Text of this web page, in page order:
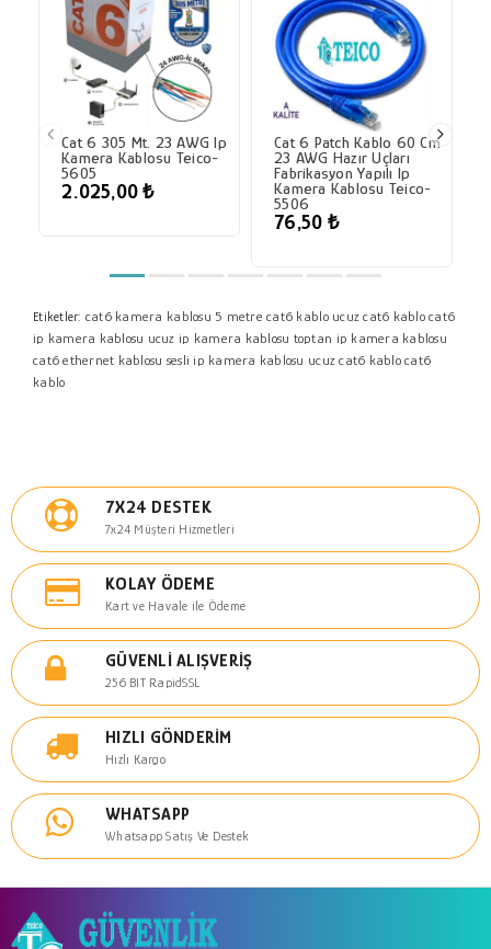
Cat 6 305 Mt. 23 AWG Ip
Kamera Kablosu Teico-
5605
2.025,00 ₺
Cat 6 Patch Kablo 60 Cm
23 AWG Hazır Uçları
Fabrikasyon Yapılı Ip
Kamera Kablosu Teico-
5506
76,50 ₺
Etiketler: cat6 kamera kablosu 5 metre cat6 kablo ucuz cat6 kablo cat6
ip kamera kablosu ucuz ip kamera kablosu toptan ip kamera kablosu
cat6 ethernet kablosu sesli ip kamera kablosu ucuz cat6 kablo cat6
kablo
7X24 DESTEK
7x24 Müşteri Hizmetleri
KOLAY ÖDEME
Kart ve Havale ile Ödeme
GÜVENLI ALIŞVERIŞ
256 BIT RapidSSL
HIZLI GÖNDERIM
Hızlı Kargo
WHATSAPP
Whatsapp Satış Ve Destek